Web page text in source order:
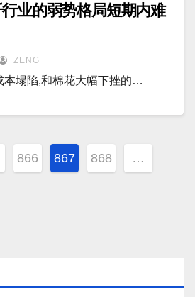
业的弱势格局短期内难
ZENG
本塌陷,和棉花大幅下挫的…
866 867 868 …